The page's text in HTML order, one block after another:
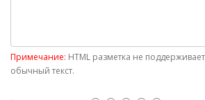
Примечание: HTML разметка не
обычный текст.